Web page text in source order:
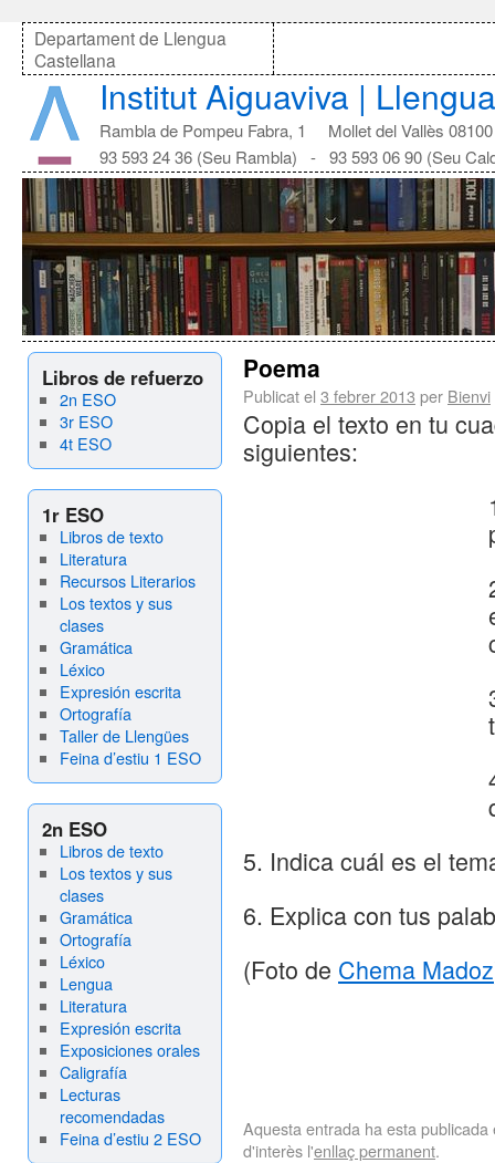
Departament de Llengua
Castellana
Institut Aiguaviva |
Rambla de Pompeu Fabra, 1 Mollet del Vallès 08100
93 593 24 36 (Seu Rambla) - 93 593 06 90 (Seu
Libros de refuerzo
2n ESO
3r ESO
4t ESO
1r ESO
Libros de texto
Literatura
Recursos Literarios
Los textos y sus
clases
Gramática
Léxico
Expresión escrita
Ortografía
Taller de Llengües
Feina d’estiu 1 ESO
2n ESO
Libros de texto
Los textos y sus
clases
Gramática
Ortografía
Léxico
Lengua
Literatura
Expresión escrita
Exposiciones orales
Caligrafía
Lecturas
recomendadas
Feina d’estiu 2 ESO
Poema
Publicat el 3 febrer 2013 per Bienvi
Copia el texto en tu
siguientes:
5. Indica cuál es el
6. Explica con tus
(Foto de Chema Madoz
Aquesta entrada ha esta
d'interès l'enllaç permanent.